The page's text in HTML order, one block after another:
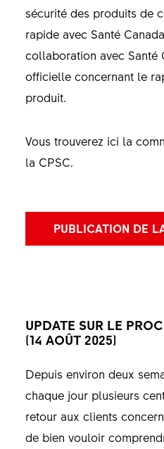
sécurité des produits de
rapide avec Santé
collaboration avec Santé
officielle concernant le
produit.
Vous trouverez ici la
la CPSC.
PUBLICATION DE
UPDATE SUR LE
(14 AOÛT 2025)
Depuis environ deux
chaque jour plusieurs
retour aux clients
de bien vouloir